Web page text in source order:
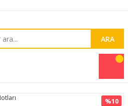
ARA
%10